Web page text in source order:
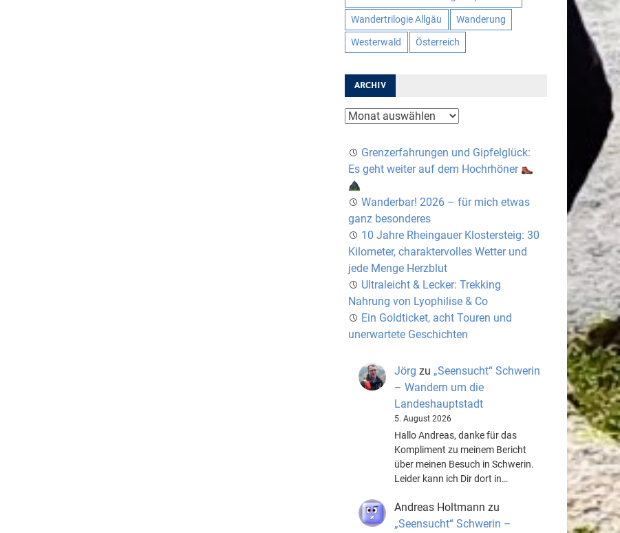
Wandertrilogie Allgäu Wanderung
Westerwald Österreich
ARCHIV
Archiv
Grenzerfahrungen und Gipfelglück:
Es geht weiter auf dem Hochrhöner
Wanderbar! 2026 – für mich etwas
ganz besonderes
10 Jahre Rheingauer Klostersteig: 30
Kilometer, charaktervolles Wetter und
jede Menge Herzblut
Ultraleicht & Lecker: Trekking
Nahrung von Lyophilise & Co
Ein Goldticket, acht Touren und
unerwartete Geschichten
Jörg zu „Seensucht“ Schwerin
– Wandern um die
Landeshauptstadt
5. August 2026
Hallo Andreas, danke für das
Kompliment zu meinem Bericht
über meinen Besuch in Schwerin.
Leider kann ich Dir dort in…
Andreas Holtmann zu
„Seensucht“ Schwerin –